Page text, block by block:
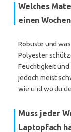
Welches
einen
Robuste und
Polyester
Feuchtigkeit und
jedoch meist
wie und wo du
Muss jeder
Laptopfach